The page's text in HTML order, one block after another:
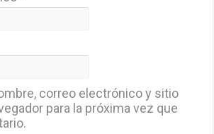
correo electrónico y sitio
para la próxima vez que